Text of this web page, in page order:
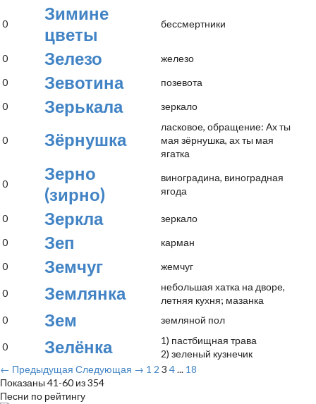
0
Зимине
цветы
бессмертники
0 Зелезо
железо
0
Зевотина
позевота
0
Зерькала зеркало
0 Зёрнушка
ласковое, обращение: Ах ты
мая зёрнушка, ах ты мая
ягатка
0
Зерно
(зирно)
виноградина, виноградная
ягода
0 Зеркла
зеркало
0
Зеп
карман
0
Земчуг жемчуг
0 Землянка
небольшая хатка на дворе,
летняя кухня; мазанка
0
Зем земляной пол
0 Зелёнка
1) пастбищная трава
2) зеленый кузнечик
← Предыдущая Следующая → 1 2 3 4... 18
Показаны 41-60 из 354
Песни по рейтингу